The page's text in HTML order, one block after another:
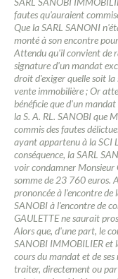
fautes qu'auraient
Que la SARL SANONI
monté à son encontre
Attendu qu'il convient de
signature d'un mandat
droit d'exiger quelle soit
vente immobilière ; Or
bénéficie que d'un
la S. A. RL. SANOBI que
commis des fautes
ayant appartenu à la SCI
conséquence, la SARL
voir condamner Monsieur
somme de 23 760 euros.
prononcée à l'encontre de
SANOBI à l'encontre de
GAULETTE ne saurait
Alors que, d'une part, le
SANOBI IMMOBILIER et
cours du mandat et de
traiter, directement ou